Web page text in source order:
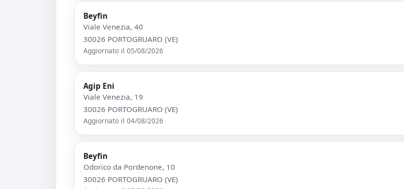
Beyfin
Viale Venezia, 40
30026 PORTOGRUARO (VE)
Aggiornato il 05/08/2026
Agip Eni
Viale Venezia, 19
30026 PORTOGRUARO (VE)
Aggiornato il 04/08/2026
Beyfin
Odorico da Pordenone, 10
30026 PORTOGRUARO (VE)